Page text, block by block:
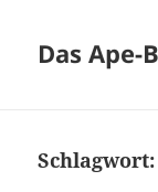
Das Ape-